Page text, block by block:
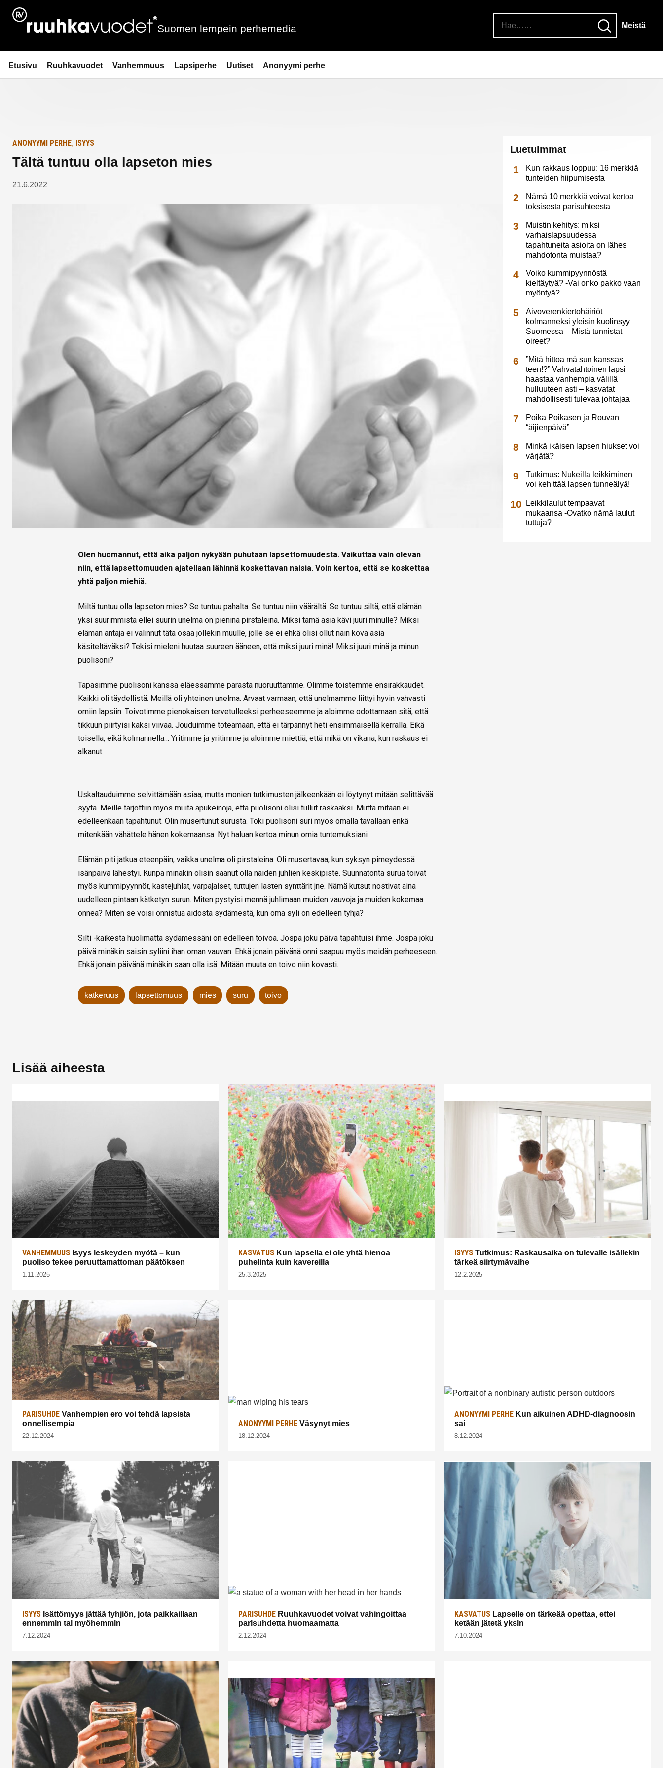
Siirry
sisältöön
Ruuhkavuodet.fi
Suomen lempein perhemedia Meistä
Etusivu Ruuhkavuodet Vanhemmuus Lapsiperhe Uutiset Anonyymi perhe
Etusivulle
ANONYYMI PERHE, ISYYS
Tältä tuntuu olla lapseton mies
21.6.2022
Olen huomannut, että aika paljon nykyään puhutaan lapsettomuudesta. Vaikuttaa vain olevan
niin, että lapsettomuuden ajatellaan lähinnä koskettavan naisia. Voin kertoa, että se koskettaa
yhtä paljon miehiä.
Miltä tuntuu olla lapseton mies? Se tuntuu pahalta. Se tuntuu niin väärältä. Se tuntuu siltä, että elämän
yksi suurimmista ellei suurin unelma on pieninä pirstaleina. Miksi tämä asia kävi juuri minulle? Miksi
elämän antaja ei valinnut tätä osaa jollekin muulle, jolle se ei ehkä olisi ollut näin kova asia
käsiteltäväksi? Tekisi mieleni huutaa suureen ääneen, että miksi juuri minä! Miksi juuri minä ja minun
puolisoni?
Tapasimme puolisoni kanssa eläessämme parasta nuoruuttamme. Olimme toistemme ensirakkaudet.
Kaikki oli täydellistä. Meillä oli yhteinen unelma. Arvaat varmaan, että unelmamme liittyi hyvin vahvasti
omiin lapsiin. Toivotimme pienokaisen tervetulleeksi perheeseemme ja aloimme odottamaan sitä, että
tikkuun piirtyisi kaksi viivaa. Jouduimme toteamaan, että ei tärpännyt heti ensimmäisellä kerralla. Eikä
toisella, eikä kolmannella… Yritimme ja yritimme ja aloimme miettiä, että mikä on vikana, kun raskaus ei
alkanut.
Uskaltauduimme selvittämään asiaa, mutta monien tutkimusten jälkeenkään ei löytynyt mitään selittävää
syytä. Meille tarjottiin myös muita apukeinoja, että puolisoni olisi tullut raskaaksi. Mutta mitään ei
edelleenkään tapahtunut. Olin musertunut surusta. Toki puolisoni suri myös omalla tavallaan enkä
mitenkään vähättele hänen kokemaansa. Nyt haluan kertoa minun omia tuntemuksiani.
Elämän piti jatkua eteenpäin, vaikka unelma oli pirstaleina. Oli musertavaa, kun syksyn pimeydessä
isänpäivä lähestyi. Kunpa minäkin olisin saanut olla näiden juhlien keskipiste. Suunnatonta surua toivat
myös kummipyynnöt, kastejuhlat, varpajaiset, tuttujen lasten synttärit jne. Nämä kutsut nostivat aina
uudelleen pintaan kätketyn surun. Miten pystyisi mennä juhlimaan muiden vauvoja ja muiden kokemaa
onnea? Miten se voisi onnistua aidosta sydämestä, kun oma syli on edelleen tyhjä?
Silti -kaikesta huolimatta sydämessäni on edelleen toivoa. Jospa joku päivä tapahtuisi ihme. Jospa joku
päivä minäkin saisin syliini ihan oman vauvan. Ehkä jonain päivänä onni saapuu myös meidän perheeseen.
Ehkä jonain päivänä minäkin saan olla isä. Mitään muuta en toivo niin kovasti.
katkeruus lapsettomuus mies suru toivo
Luetuimmat
Kun rakkaus loppuu: 16 merkkiä
tunteiden hiipumisesta
Nämä 10 merkkiä voivat kertoa
toksisesta parisuhteesta
Muistin kehitys: miksi
varhaislapsuudessa
tapahtuneita asioita on lähes
mahdotonta muistaa?
Voiko kummipyynnöstä
kieltäytyä? -Vai onko pakko vaan
myöntyä?
Aivoverenkiertohäiriöt
kolmanneksi yleisin kuolinsyy
Suomessa – Mistä tunnistat
oireet?
”Mitä hittoa mä sun kanssas
teen!?” Vahvatahtoinen lapsi
haastaa vanhempia välillä
hulluuteen asti – kasvatat
mahdollisesti tulevaa johtajaa
Poika Poikasen ja Rouvan
“äijienpäivä”
Minkä ikäisen lapsen hiukset voi
värjätä?
Tutkimus: Nukeilla leikkiminen
voi kehittää lapsen tunneälyä!
Leikkilaulut tempaavat
mukaansa -Ovatko nämä laulut
tuttuja?
Lisää aiheesta
VANHEMMUUS Isyys leskeyden myötä – kun
puoliso tekee peruuttamattoman päätöksen
1.11.2025
KASVATUS Kun lapsella ei ole yhtä hienoa
puhelinta kuin kavereilla
25.3.2025
ISYYS Tutkimus: Raskausaika on tulevalle isällekin
tärkeä siirtymävaihe
12.2.2025
PARISUHDE Vanhempien ero voi tehdä lapsista
onnellisempia
22.12.2024
ANONYYMI PERHE Väsynyt mies
18.12.2024
ANONYYMI PERHE Kun aikuinen ADHD-diagnoosin
sai
8.12.2024
ISYYS Isättömyys jättää tyhjiön, jota paikkaillaan
ennemmin tai myöhemmin
7.12.2024
PARISUHDE Ruuhkavuodet voivat vahingoittaa
parisuhdetta huomaamatta
2.12.2024
KASVATUS Lapselle on tärkeää opettaa, ettei
ketään jätetä yksin
7.10.2024